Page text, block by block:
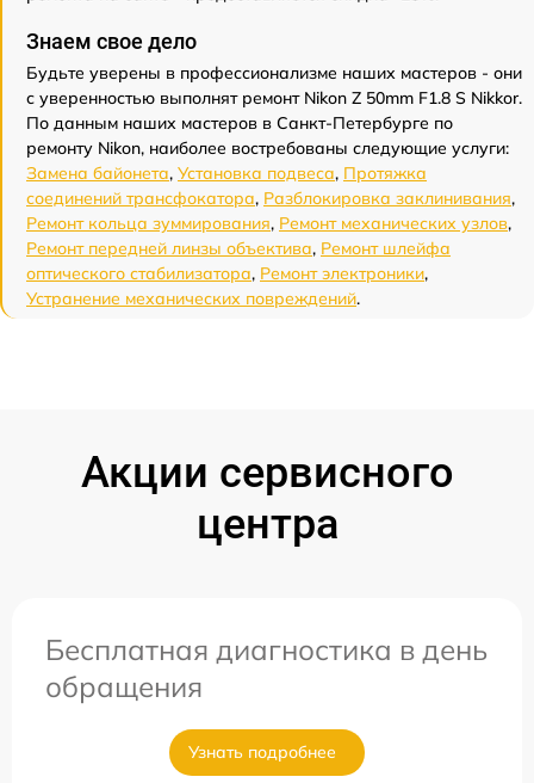
Знаем свое дело
Будьте уверены в профессионализме наших мастеров - они
с уверенностью выполнят ремонт Nikon Z 50mm F1.8 S Nikkor.
По данным наших мастеров в Санкт-Петербурге по
ремонту Nikon, наиболее востребованы следующие услуги:
Замена байонета, Установка подвеса, Протяжка
соединений трансфокатора, Разблокировка заклинивания,
Ремонт кольца зуммирования, Ремонт механических узлов,
Ремонт передней линзы объектива, Ремонт шлейфа
оптического стабилизатора, Ремонт электроники,
Устранение механических повреждений.
Акции сервисного
центра
Бесплатная диагностика в день
обращения
Узнать подробнее